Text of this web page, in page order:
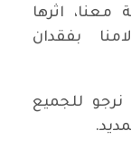
اثرها
بفقدان
نرجو للجميع